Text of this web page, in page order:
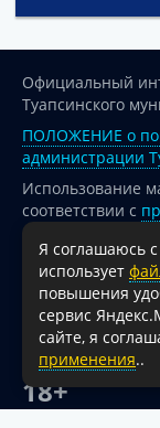
Официальный
Туапсинского
ПОЛОЖЕНИЕ о
администрации
Использование
соответствии с
опубликованных
При
на источник
Для сайтов и
активная
администрации
18+
Я соглашаюсь
использует
повышения
сервис
сайте, я
применения..